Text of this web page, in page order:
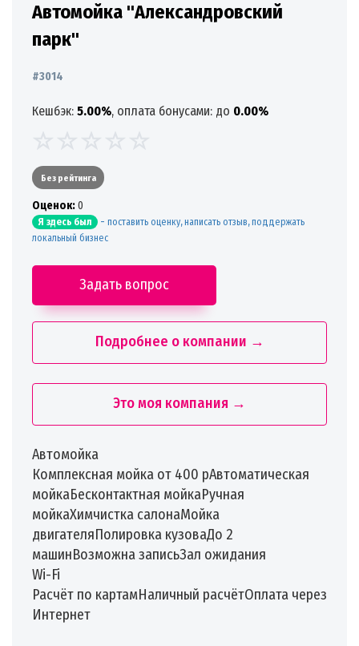
Автомойка "Александровский
парк"
#3014
Кешбэк: 5.00%, оплата бонусами: до 0.00%
Без рейтинга
Oценок:0
Я здесь был - поставить оценку, написать отзыв, поддержать
локальный бизнес
Задать вопрос
Подробнее о компании →
Это моя компания →
Автомойка
Комплексная мойка от 400 рАвтоматическая
мойкаБесконтактная мойкаРучная
мойкаХимчистка салонаМойка
двигателяПолировка кузоваДо 2
машинВозможна записьЗал ожидания
Wi-Fi
Расчёт по картамНаличный расчётОплата через
Интернет